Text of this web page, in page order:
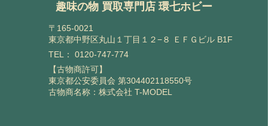
趣味の物 買取専門店 環七ホビー
〒165-0021
東京都中野区丸山１丁目１２−８ ＥＦＧビル B1F
TEL： 0120-747-774
【古物商許可】
東京都公安委員会 第304402118550号
古物商名称：株式会社 T-MODEL